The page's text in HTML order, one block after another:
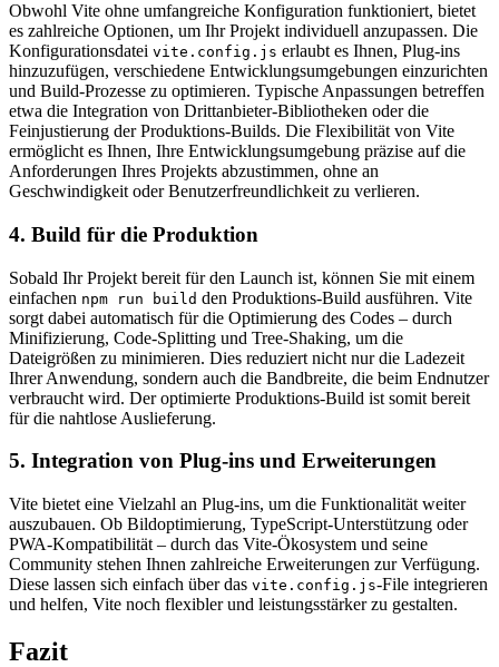
Obwohl Vite ohne umfangreiche Konfiguration funktioniert, bietet
es zahlreiche Optionen, um Ihr Projekt individuell anzupassen. Die
Konfigurationsdatei vite.config.js erlaubt es Ihnen, Plug-ins
hinzuzufügen, verschiedene Entwicklungsumgebungen einzurichten
und Build-Prozesse zu optimieren. Typische Anpassungen betreffen
etwa die Integration von Drittanbieter-Bibliotheken oder die
Feinjustierung der Produktions-Builds. Die Flexibilität von Vite
ermöglicht es Ihnen, Ihre Entwicklungsumgebung präzise auf die
Anforderungen Ihres Projekts abzustimmen, ohne an
Geschwindigkeit oder Benutzerfreundlichkeit zu verlieren.
4. Build für die Produktion
Sobald Ihr Projekt bereit für den Launch ist, können Sie mit einem
einfachen npm run build den Produktions-Build ausführen. Vite
sorgt dabei automatisch für die Optimierung des Codes – durch
Minifizierung, Code-Splitting und Tree-Shaking, um die
Dateigrößen zu minimieren. Dies reduziert nicht nur die Ladezeit
Ihrer Anwendung, sondern auch die Bandbreite, die beim Endnutzer
verbraucht wird. Der optimierte Produktions-Build ist somit bereit
für die nahtlose Auslieferung.
5. Integration von Plug-ins und Erweiterungen
Vite bietet eine Vielzahl an Plug-ins, um die Funktionalität weiter
auszubauen. Ob Bildoptimierung, TypeScript-Unterstützung oder
PWA-Kompatibilität – durch das Vite-Ökosystem und seine
Community stehen Ihnen zahlreiche Erweiterungen zur Verfügung.
Diese lassen sich einfach über das vite.config.js-File integrieren
und helfen, Vite noch flexibler und leistungsstärker zu gestalten.
Fazit